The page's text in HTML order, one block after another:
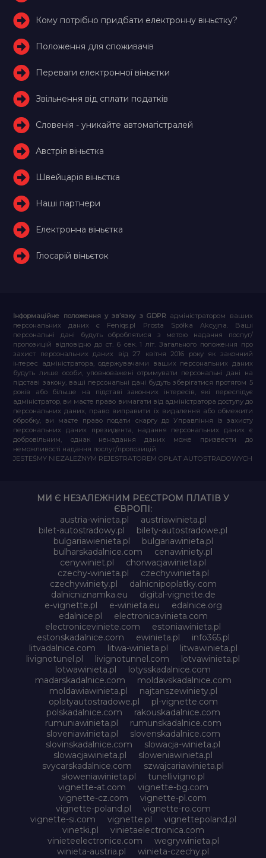
Кому потрібно придбати електронну віньєтку?
Положення для споживачів
Переваги електронної віньєтки
Звільнення від сплати податків
Словенія - уникайте автомагістралей
Австрія віньєтка
Швейцарія віньєтка
Наші партнери
Електронна віньєтка
Глосарій віньєток
Інформаційне положення у зв’язку з GDPR адміністратором ваших
персональних даних є Feniqs.pl Prosta Spółka Akcyjna. Ваші
персональні дані будуть оброблятися з метою надання послуг/
пропозицій відповідно до ст. 6 сек. 1 літ. Загального положення про
захист персональних даних від 27 квітня 2016 року як законний
інтерес адміністратора, одержувачами ваших персональних даних
будуть лише особи, уповноважені отримувати персональні дані на
підставі закону, ваші персональні дані будуть зберігатися протягом 5
років або більше на підставі законних інтересів, які переслідує
адміністратор, ви маєте право вимагати від адміністратора доступу до
персональних даних, право виправити їх видалення або обмежити
обробку, ви маєте право подати скаргу до Управління із захисту
персональних даних президента, надання персональних даних є
добровільним, однак ненадання даних може призвести до
неможливості надання послуг/пропозицій.
JESTEŚMY NIEZALEŻNYM REJESTRATOREM OPŁAT AUTOSTRADOWYCH
МИ Є НЕЗАЛЕЖНИМ РЕЄСТРОМ ПЛАТІВ У
ЄВРОПІ:
austria-winieta.pl
austriawinieta.pl
bilet-autostradowy.pl
bilety-autostradowe.pl
bulgariawienieta.pl
bulgariawinieta.pl
bulharskadalnice.com
cenawiniety.pl
cenywiniet.pl
chorwacjawinieta.pl
czechy-winieta.pl
czechywinieta.pl
czechywiniety.pl
dalnicnipoplatky.com
dalnicniznamka.eu
digital-vignette.de
e-vignette.pl
e-winieta.eu
edalnice.org
edalnice.pl
electronicavinieta.com
electroniceviniete.com
estoniawinieta.pl
estonskadalnice.com
ewinieta.pl
info365.pl
litvadalnice.com
litwa-winieta.pl
litwawinieta.pl
livignotunel.pl
livignotunnel.com
lotvawinieta.pl
lotwawinieta.pl
lotysskadalnice.com
madarskadalnice.com
moldavskadalnice.com
moldawiawinieta.pl
najtanszewiniety.pl
oplatyautostradowe.pl
pl-vignette.com
polskadalnice.com
rakouskadalnice.com
rumuniawinieta.pl
rumunskadalnice.com
sloveniawinieta.pl
slovenskadalnice.com
slovinskadalnice.com
slowacja-winieta.pl
slowacjawinieta.pl
sloweniawinieta.pl
svycarskadalnice.com
szwajcariawinieta.pl
słoweniawinieta.pl
tunellivigno.pl
vignette-at.com
vignette-bg.com
vignette-cz.com
vignette-pl.com
vignette-poland.pl
vignette-ro.com
vignette-si.com
vignette.pl
vignettepoland.pl
vinetki.pl
vinietaelectronica.com
vinieteelectronice.com
wegrywinieta.pl
winieta-austria.pl
winieta-czechy.pl